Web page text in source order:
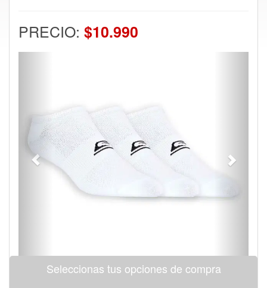
PRECIO: $10.990
Seleccionas tus opciones de compra